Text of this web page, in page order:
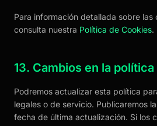
Para información detallada sobre las
consulta nuestra Política de Cookies.
13. Cambios en la política
Podremos actualizar esta política
legales o de servicio. Publicaremos
fecha de última actualización. Si los